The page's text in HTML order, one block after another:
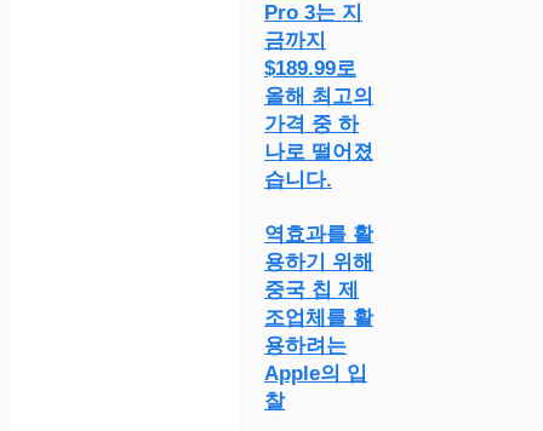
Pro 3는 지
금까지
$189.99로
올해 최고의
가격 중 하
나로 떨어졌
습니다.
역효과를 활
용하기 위해
중국 칩 제
조업체를 활
용하려는
Apple의 입
찰